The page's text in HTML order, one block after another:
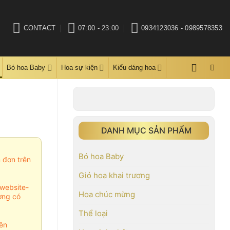
CONTACT 07:00 - 23:00 0934123036 - 0989578353
Bó hoa Baby Hoa sự kiện Kiểu dáng hoa
DANH MỤC SẢN PHẨM
Bó hoa Baby
Giỏ hoa khai trương
Hoa chúc mừng
Thể loại
đơn trên
có